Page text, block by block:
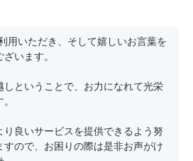
用いただき、そして嬉しいお言葉を
います。
しということで、お力になれて光栄
り良いサービスを提供できるよう努
すので、お困りの際は是非お声がけ